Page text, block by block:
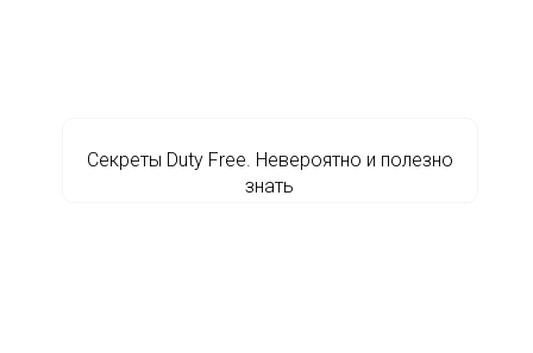
Секреты Duty Free. Невероятно и полезно
знать